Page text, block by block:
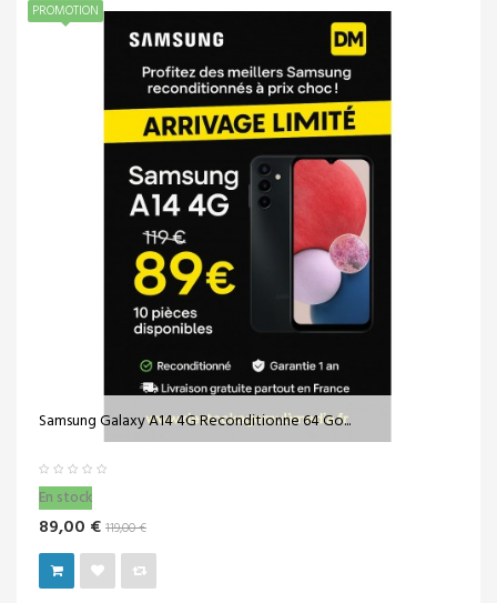
PROMOTION
Samsung Galaxy A14 4G Reconditionne 64 Go...
En stock
89,00 € 119,00 €